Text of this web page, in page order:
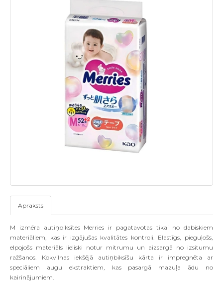
Apraksts
M izmēra autiņbiksītes Merries ir pagatavotas tikai no dabiskiem
materiāliem, kas ir izgājušas kvalitātes kontroli. Elastīgs, pieguļošs,
elpojošs materiāls lieliski notur mitrumu un aizsargā no izsitumu
ražšanos. Kokvilnas iekšējā autiņbiksīšu kārta ir impregnēta ar
speciāliem augu ekstraktiem, kas pasargā mazuļa ādu no
kairinājumiem.